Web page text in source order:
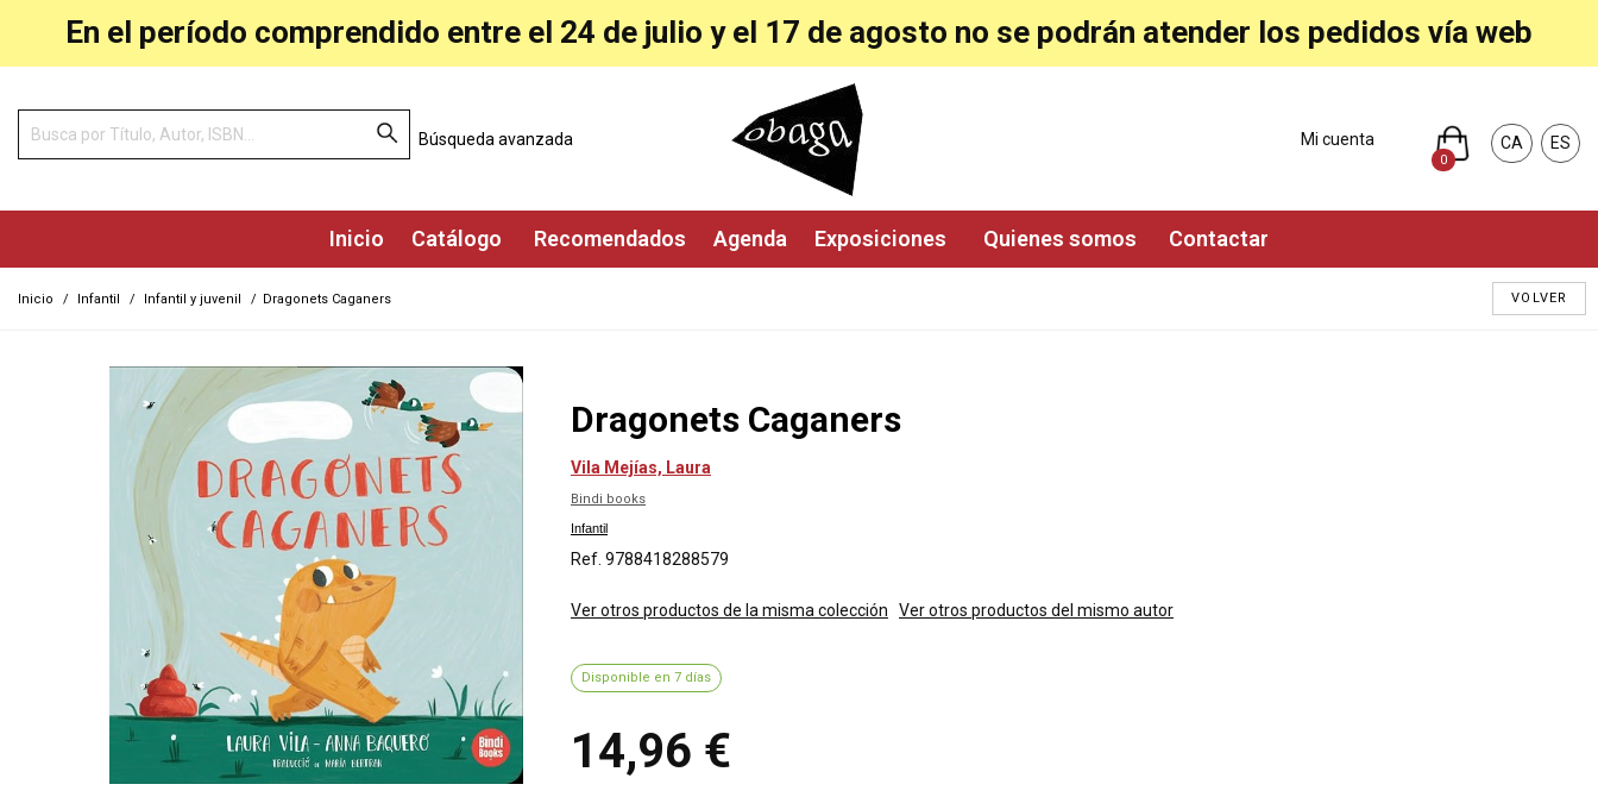
En el período comprendido entre el 24 de julio y el 17 de agosto no se podrán atender los pedidos vía web
CA ES
Mi cuenta
0
Inicio Catálogo Recomendados Agenda Exposiciones Quienes somos Contactar
Búsqueda avanzada
Inicio / Infantil / Infantil y juvenil / Dragonets Caganers VOLVER
Dragonets Caganers
Vila Mejías, Laura
Bindi books
Infantil
Ref. 9788418288579
Ver otros productos de la misma colección Ver otros productos del mismo autor
Disponible en 7 días
14,96 €